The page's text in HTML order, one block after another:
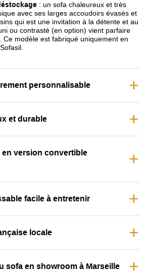
: un sofa chaleureux et très
avec ses larges accoudoirs évasés et
qui est une invitation à la détente et au
ou contrasté (en option) vient parfaire
Ce modèle est fabriqué uniquement en
personnalisable
et durable
version convertible
facile à entretenir
locale
sofa en showroom à Marseille